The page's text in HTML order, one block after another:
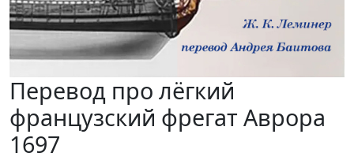
Перевод про лёгкий
французский фрегат Аврора
1697